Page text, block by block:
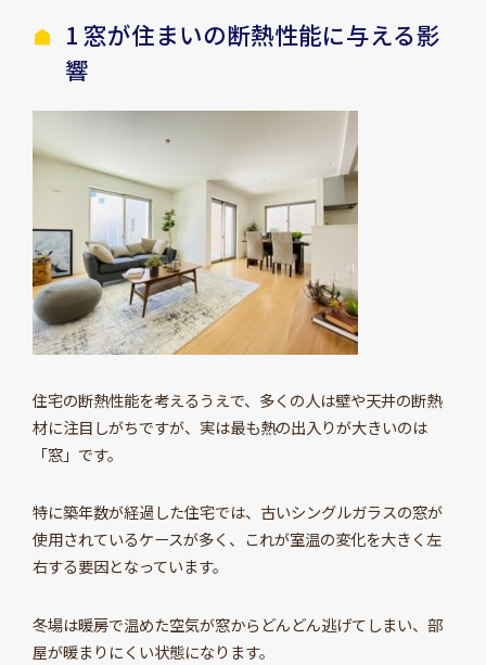
1 窓が住まいの断熱性能に与える影
響
住宅の断熱性能を考えるうえで、多くの人は壁や天井の断熱
材に注目しがちですが、実は最も熱の出入りが大きいのは
「窓」です。
特に築年数が経過した住宅では、古いシングルガラスの窓が
使用されているケースが多く、これが室温の変化を大きく左
右する要因となっています。
冬場は暖房で温めた空気が窓からどんどん逃げてしまい、部
屋が暖まりにくい状態になります。